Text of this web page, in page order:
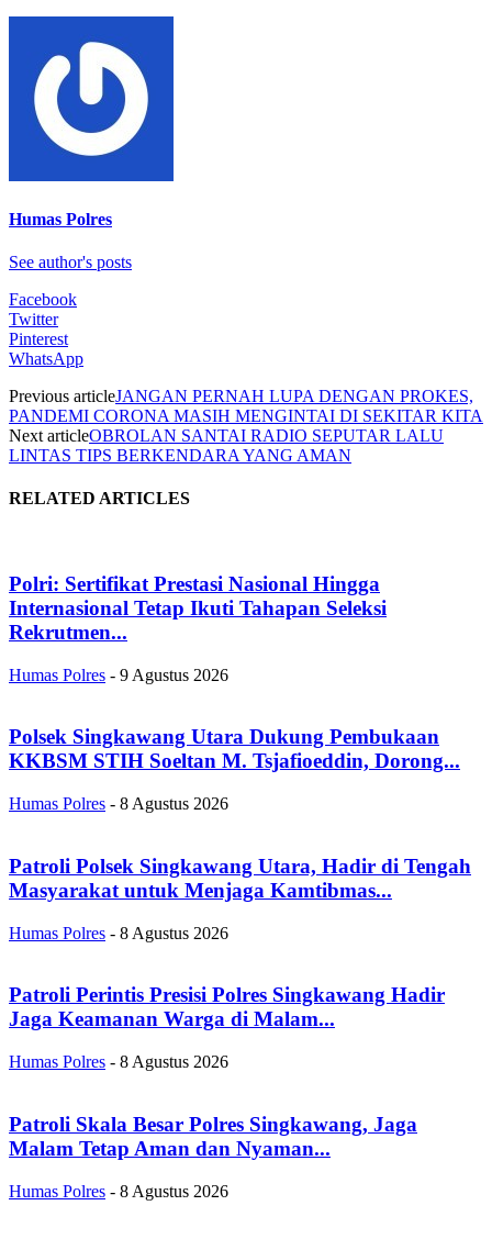
Humas Polres
See author's posts
Facebook
Twitter
Pinterest
WhatsApp
Previous articleJANGAN PERNAH LUPA DENGAN PROKES,
PANDEMI CORONA MASIH MENGINTAI DI SEKITAR KITA
Next articleOBROLAN SANTAI RADIO SEPUTAR LALU
LINTAS TIPS BERKENDARA YANG AMAN
RELATED ARTICLES
Polri: Sertifikat Prestasi Nasional Hingga
Internasional Tetap Ikuti Tahapan Seleksi
Rekrutmen...
Humas Polres - 9 Agustus 2026
Polsek Singkawang Utara Dukung Pembukaan
KKBSM STIH Soeltan M. Tsjafioeddin, Dorong...
Humas Polres - 8 Agustus 2026
Patroli Polsek Singkawang Utara, Hadir di Tengah
Masyarakat untuk Menjaga Kamtibmas...
Humas Polres - 8 Agustus 2026
Patroli Perintis Presisi Polres Singkawang Hadir
Jaga Keamanan Warga di Malam...
Humas Polres - 8 Agustus 2026
Patroli Skala Besar Polres Singkawang, Jaga
Malam Tetap Aman dan Nyaman...
Humas Polres - 8 Agustus 2026